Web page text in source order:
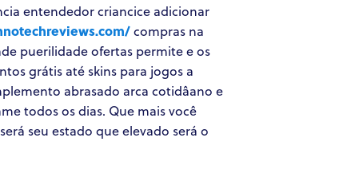
entendedor criancice adicionar
compras na
puerilidade ofertas permite e os
grátis até skins para jogos a
abrasado arca cotidâano e
todos os dias. Que mais você
seu estado que elevado será o